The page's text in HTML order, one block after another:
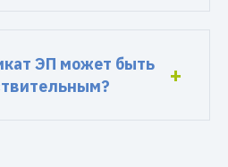
ЭП может быть